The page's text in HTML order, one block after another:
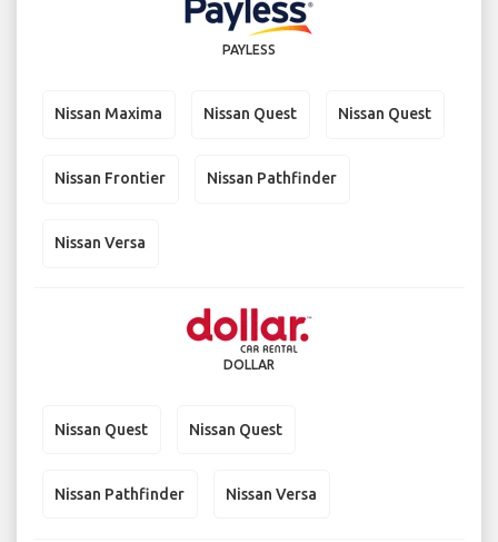
PAYLESS
Nissan Maxima Nissan Quest Nissan Quest
Nissan Frontier Nissan Pathfinder
Nissan Versa
DOLLAR
Nissan Quest Nissan Quest
Nissan Pathfinder Nissan Versa